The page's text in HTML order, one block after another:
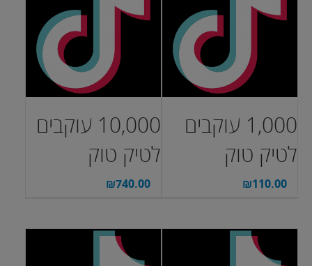
1,000 עוקבים
לטיק טוק
₪110.00
10,000 עוקבים
לטיק טוק
₪740.00